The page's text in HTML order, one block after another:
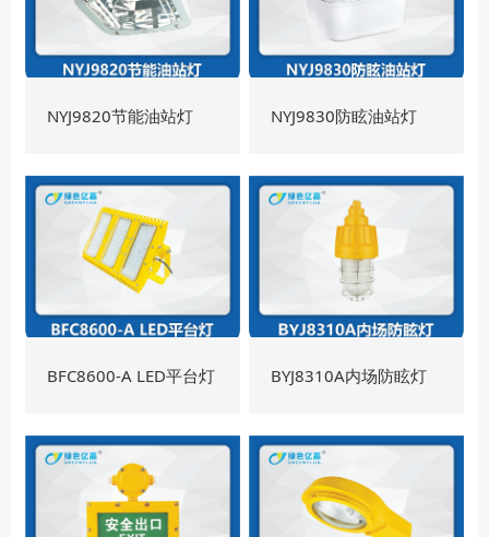
NYJ9820节能油站灯 NYJ9830防眩油站灯
BFC8600-A LED平台灯 BYJ8310A内场防眩灯